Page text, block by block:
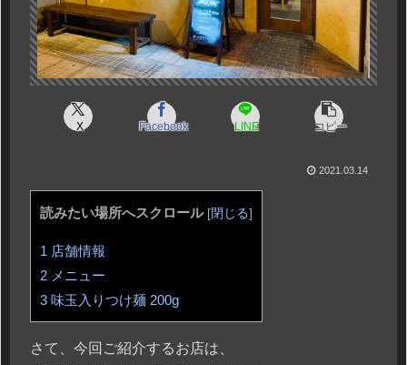
X Facebook LINE コピー
2021.03.14
読みたい場所へスクロール [閉じる]
1 店舗情報
2 メニュー
3 味玉入りつけ麺 200g
さて、今回ご紹介するお店は、